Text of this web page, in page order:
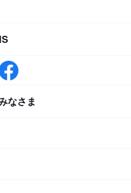
なさま